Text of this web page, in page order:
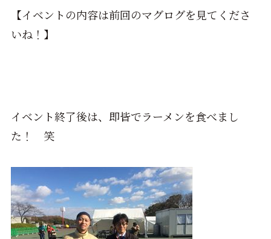
【イベントの内容は前回のマグログを見てくださ
いね！】
イベント終了後は、即皆でラーメンを食べまし
た！ 笑